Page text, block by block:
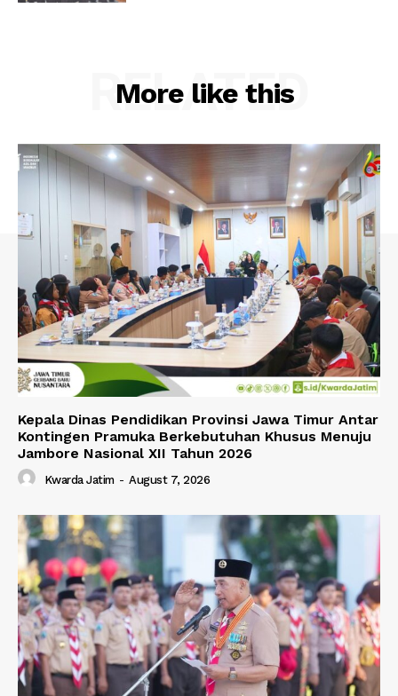
More like this
RELATED
Kepala Dinas Pendidikan Provinsi Jawa Timur Antar
Kontingen Pramuka Berkebutuhan Khusus Menuju
Jambore Nasional XII Tahun 2026
Kwarda Jatim - August 7, 2026